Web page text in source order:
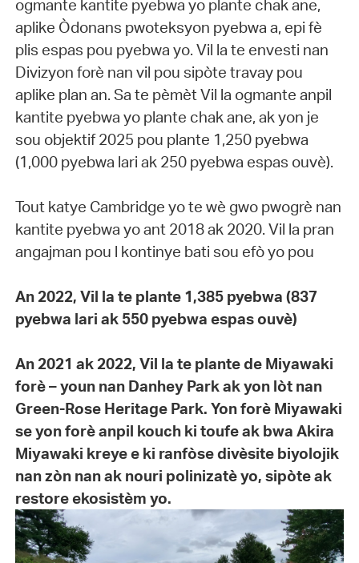
ogmante kantite pyebwa yo plante chak ane,
aplike Òdonans pwoteksyon pyebwa a, epi fè
plis espas pou pyebwa yo. Vil la te envesti nan
Divizyon forè nan vil pou sipòte travay pou
aplike plan an. Sa te pèmèt Vil la ogmante anpil
kantite pyebwa yo plante chak ane, ak yon je
sou objektif 2025 pou plante 1,250 pyebwa
(1,000 pyebwa lari ak 250 pyebwa espas ouvè).
Tout katye Cambridge yo te wè gwo pwogrè nan
kantite pyebwa yo ant 2018 ak 2020. Vil la pran
angajman pou l kontinye bati sou efò yo pou
An 2022, Vil la te plante 1,385 pyebwa (837
pyebwa lari ak 550 pyebwa espas ouvè)
An 2021 ak 2022, Vil la te plante de Miyawaki
forè – youn nan Danhey Park ak yon lòt nan
Green-Rose Heritage Park. Yon forè Miyawaki
se yon forè anpil kouch ki toufe ak bwa Akira
Miyawaki kreye e ki ranfòse divèsite biyolojik
nan zòn nan ak nouri polinizatè yo, sipòte ak
restore ekosistèm yo.